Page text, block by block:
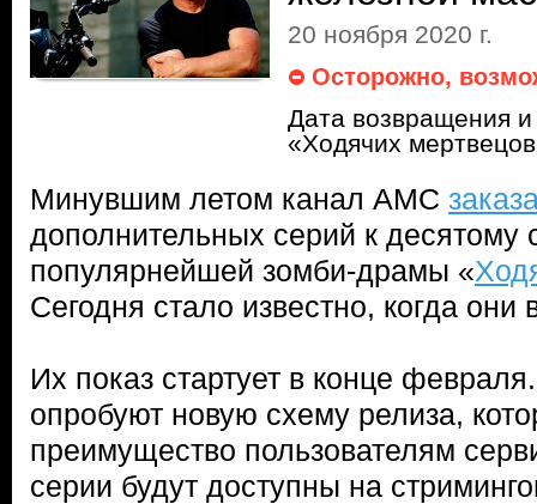
20 ноября 2020 г.
Осторожно,
Дата возвращения и
«Ходячих
Минувшим летом канал AMC
дополнительных серий к десятому
популярнейшей зомби-драмы «
Сегодня стало известно, когда
Их показ стартует в конце
опробуют новую схему релиза,
преимущество пользователям
серии будут доступны на